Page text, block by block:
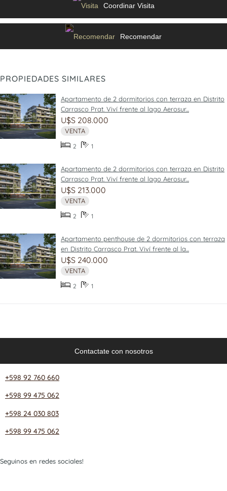
Coordinar Visita
Recomendar
PROPIEDADES SIMILARES
Apartamento de 2 dormitorios con terraza en Distrito
Carrasco Prat. Viví frente al lago Aerosur...
U$S 208.000
VENTA
2 1
Apartamento de 2 dormitorios con terraza en Distrito
Carrasco Prat. Viví frente al lago Aerosur...
U$S 213.000
VENTA
2 1
Apartamento penthouse de 2 dormitorios con terraza
en Distrito Carrasco Prat. Viví frente al la...
U$S 240.000
VENTA
2 1
Contactate con nosotros
+598 92 760 660
+598 99 475 062
+598 24 030 803
+598 99 475 062
Seguinos en redes sociales!